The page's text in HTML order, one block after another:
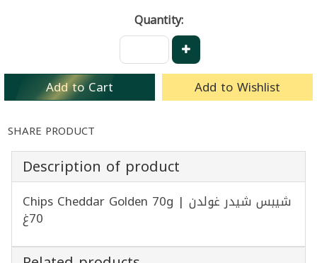
Quantity:
Add to Cart Add to Wishlist
SHARE PRODUCT
Description of product
Chips Cheddar Golden 70g | شيبس شيدر غولدن
70غ